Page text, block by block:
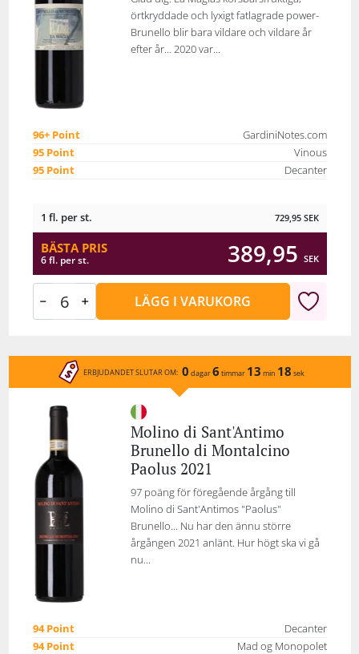
örtkryddade och lyxigt fatlagrade power-
Brunello blir bara vildare och vildare år
efter år… 2020 var...
96+ Point
GardiniNotes.com
95 Point
Vinous
95 Point
Decanter
1 fl. per st. 729,95 SEK
BÄSTA PRIS
6 fl. per st. 389,95 SEK
LÄGG I VARUKORG
ERBJUDANDET SLUTAR OM: 0 dagar6 timmar 13 min 18 sek
Molino di Sant'Antimo
Brunello di Montalcino
Paolus 2021
97 poäng för föregående årgång till
Molino di Sant'Antimos "Paolus"
Brunello... Nu har den ännu större
årgången 2021 anlänt. Hur högt ska vi gå
nu...
94 Point
Decanter
94 Point
Mad og Monopolet